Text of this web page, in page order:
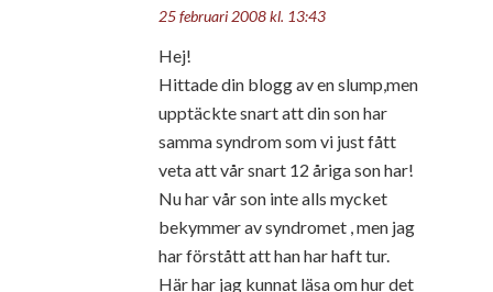
25 februari 2008 kl. 13:43
Hej!
Hittade din blogg av en slump,men
upptäckte snart att din son har
samma syndrom som vi just fått
veta att vår snart 12 åriga son har!
Nu har vår son inte alls mycket
bekymmer av syndromet , men jag
har förstått att han har haft tur.
Här har jag kunnat läsa om hur det